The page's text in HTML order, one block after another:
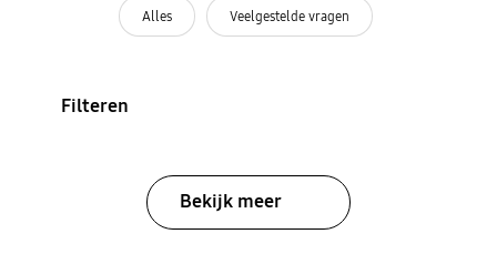
Alles Veelgestelde vragen
Filteren
Bekijk meer